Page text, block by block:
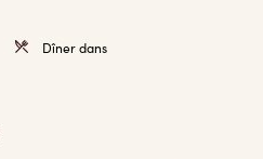
Dîner dans